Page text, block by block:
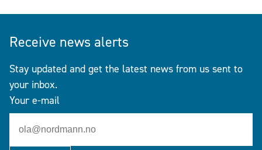
Receive news alerts
Stay updated and get the latest news from us sent to
your inbox.
Your e-mail